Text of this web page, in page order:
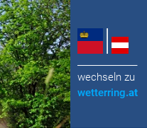
wechseln zu
wetterring.at